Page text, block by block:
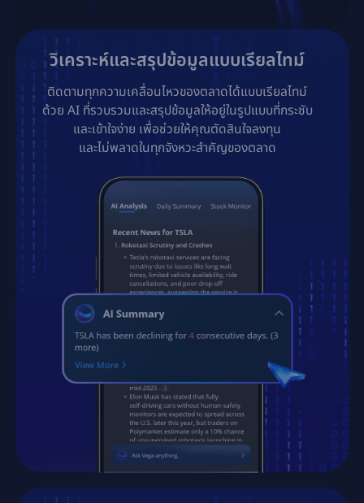
วิเคราะห์และสรุปข้อมูลแบบเรียลไทม์
ติดตามทุกความเคลื่อนไหวของตลาดได้แบบเรียลไทม์
ด้วย AI ที่รวบรวมและสรุปข้อมูลให้อยู่ในรูปแบบที่กระชับ
และเข้าใจง่าย เพื่อช่วยให้คุณตัดสินใจลงทุน
และไม่พลาดในทุกจังหวะสำคัญของตลาด